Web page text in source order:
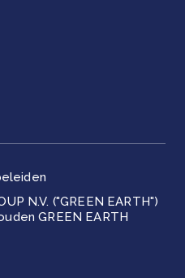
N.V. ("GREEN EARTH")
GREEN EARTH